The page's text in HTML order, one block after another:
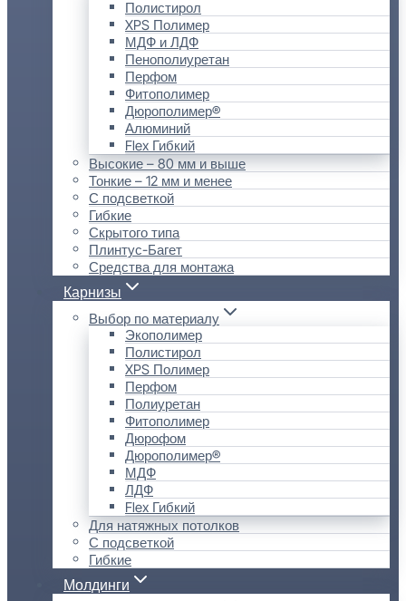
Полистирол
XPS Полимер
МДФ и ЛДФ
Пенополиуретан
Перфом
Фитополимер
Дюрополимер®
Алюминий
Flex Гибкий
Высокие – 80 мм и выше
Тонкие – 12 мм и менее
С подсветкой
Гибкие
Скрытого типа
Плинтус-Багет
Средства для монтажа
Карнизы
Выбор по материалу
Экополимер
Полистирол
XPS Полимер
Перфом
Полиуретан
Фитополимер
Дюрофом
Дюрополимер®
МДФ
ЛДФ
Flex Гибкий
Для натяжных потолков
С подсветкой
Гибкие
Молдинги